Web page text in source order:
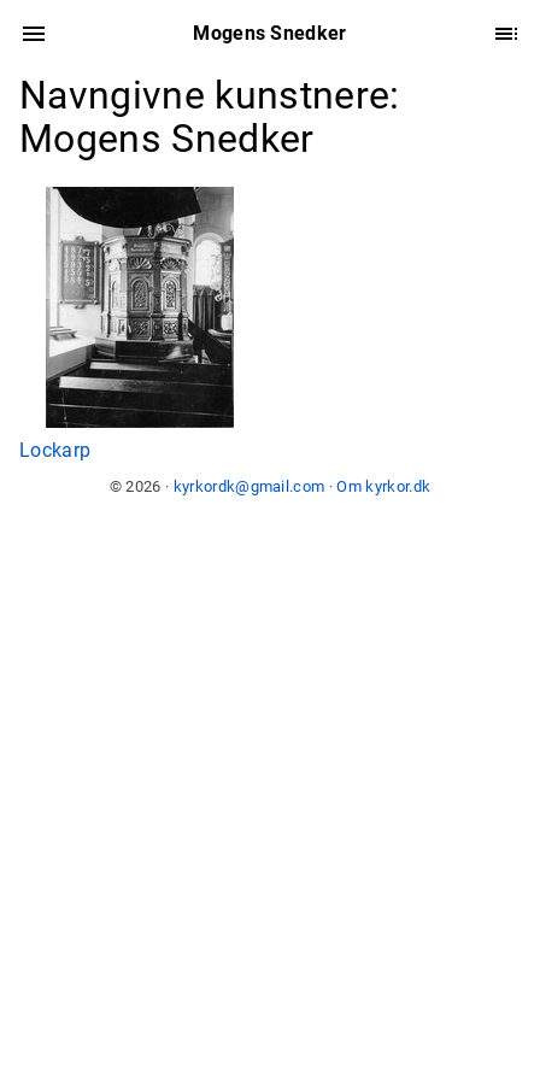
Mogens Snedker
Navngivne kunstnere:
Mogens Snedker
Lockarp
© 2026 · kyrkordk@gmail.com ·Om kyrkor.dk